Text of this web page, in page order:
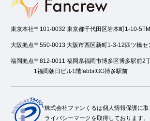
東京本社〒101-0032 東京都千代田区岩本町1-10-
大阪拠点〒550-0013 大阪市西区新町1-3-12四ツ橋
福岡拠点〒812-0011 福岡県福岡市博多区博多駅前2
1福岡朝日ビル1階fabbitGG博多駅前
株式会社ファンくるは個人情報保護に
ライバシーマークを取得しております。